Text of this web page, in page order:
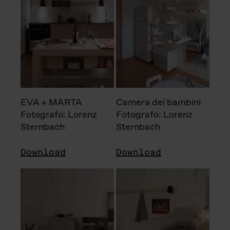
EVA + MARTA
Fotografo: Lorenz
Sternbach
Download
Camera dei bambini
Fotografo: Lorenz
Sternbach
Download